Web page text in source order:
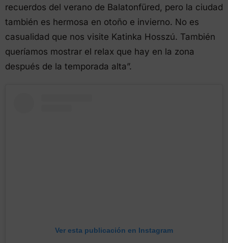
recuerdos del verano de Balatonfüred, pero la ciudad
también es hermosa en otoño e invierno. No es
casualidad que nos visite Katinka Hosszú. También
queríamos mostrar el relax que hay en la zona
después de la temporada alta”.
Ver esta publicación en Instagram